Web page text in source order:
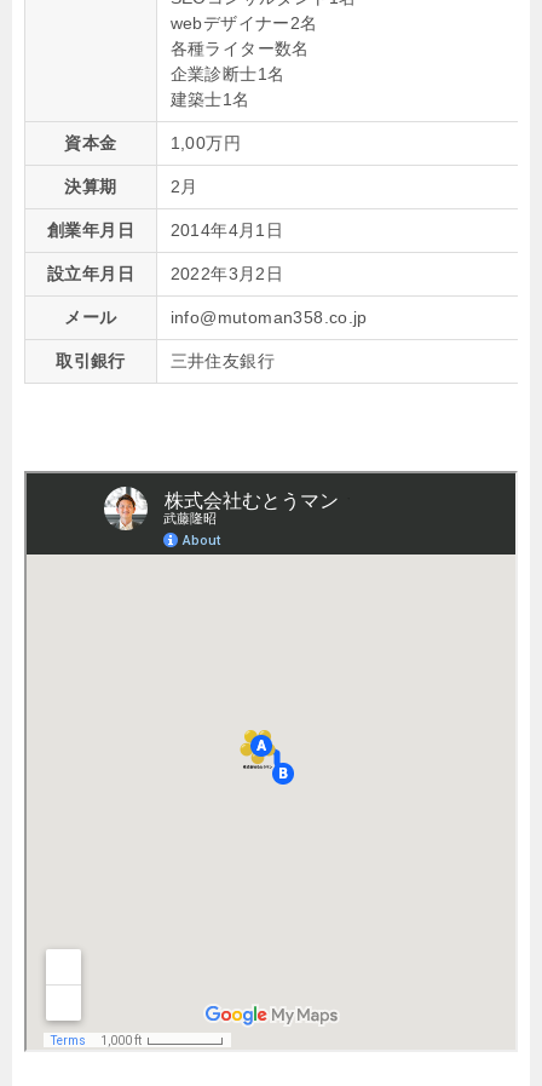
webデザイナー2名
各種ライター数名
企業診断士1名
建築士1名
資本金 1,00万円
決算期 2月
創業年月日 2014年4月1日
設立年月日 2022年3月2日
メール info@mutoman358.co.jp
取引銀行 三井住友銀行